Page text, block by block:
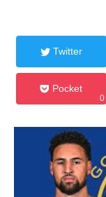
Twitter
Pocket
0